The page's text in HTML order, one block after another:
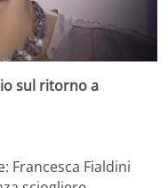
sul ritorno a
Francesca Fialdini